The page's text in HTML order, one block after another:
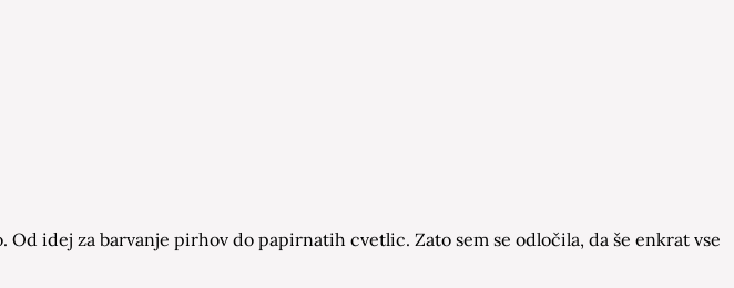
idej za barvanje pirhov do papirnatih cvetlic. Zato sem se odločila, da še enkrat vse